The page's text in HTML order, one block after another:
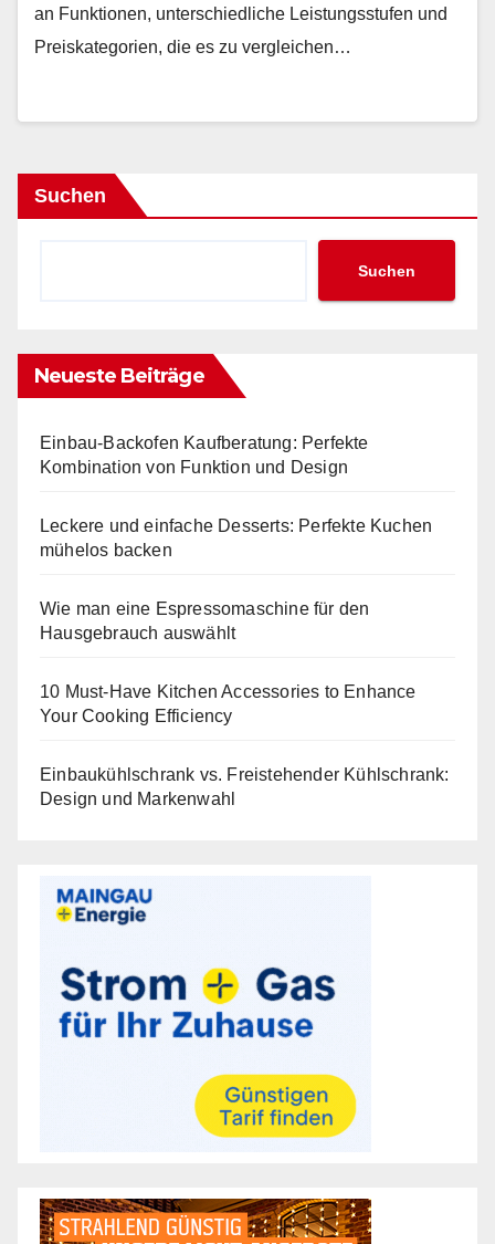
an Funktionen, unterschiedliche Leistungsstufen und
Preiskategorien, die es zu vergleichen…
Suchen
Suchen
Neueste Beiträge
Einbau-Backofen Kaufberatung: Perfekte
Kombination von Funktion und Design
Leckere und einfache Desserts: Perfekte Kuchen
mühelos backen
Wie man eine Espressomaschine für den
Hausgebrauch auswählt
10 Must-Have Kitchen Accessories to Enhance
Your Cooking Efficiency
Einbaukühlschrank vs. Freistehender Kühlschrank:
Design und Markenwahl